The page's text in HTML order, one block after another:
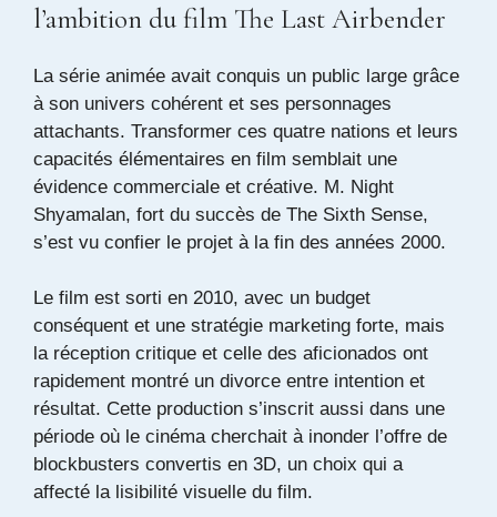
l’ambition du film The Last Airbender
La série animée avait conquis un public large grâce
à son univers cohérent et ses personnages
attachants. Transformer ces quatre nations et leurs
capacités élémentaires en film semblait une
évidence commerciale et créative. M. Night
Shyamalan, fort du succès de The Sixth Sense,
s’est vu confier le projet à la fin des années 2000.
Le film est sorti en 2010, avec un budget
conséquent et une stratégie marketing forte, mais
la réception critique et celle des aficionados ont
rapidement montré un divorce entre intention et
résultat. Cette production s’inscrit aussi dans une
période où le cinéma cherchait à inonder l’offre de
blockbusters convertis en 3D, un choix qui a
affecté la lisibilité visuelle du film.